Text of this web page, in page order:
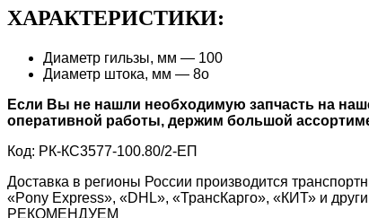
ХАРАКТЕРИСТИКИ:
Диаметр гильзы, мм — 100
Диаметр штока, мм — 8о
Если Вы не нашли необходимую запчасть на
оперативной работы, держим большой
Код: РК-КС3577-100.80/2-ЕП
Доставка в регионы России производится
«Pony Express», «DHL», «ТрансКарго», «КИТ» и
РЕКОМЕНДУЕМ